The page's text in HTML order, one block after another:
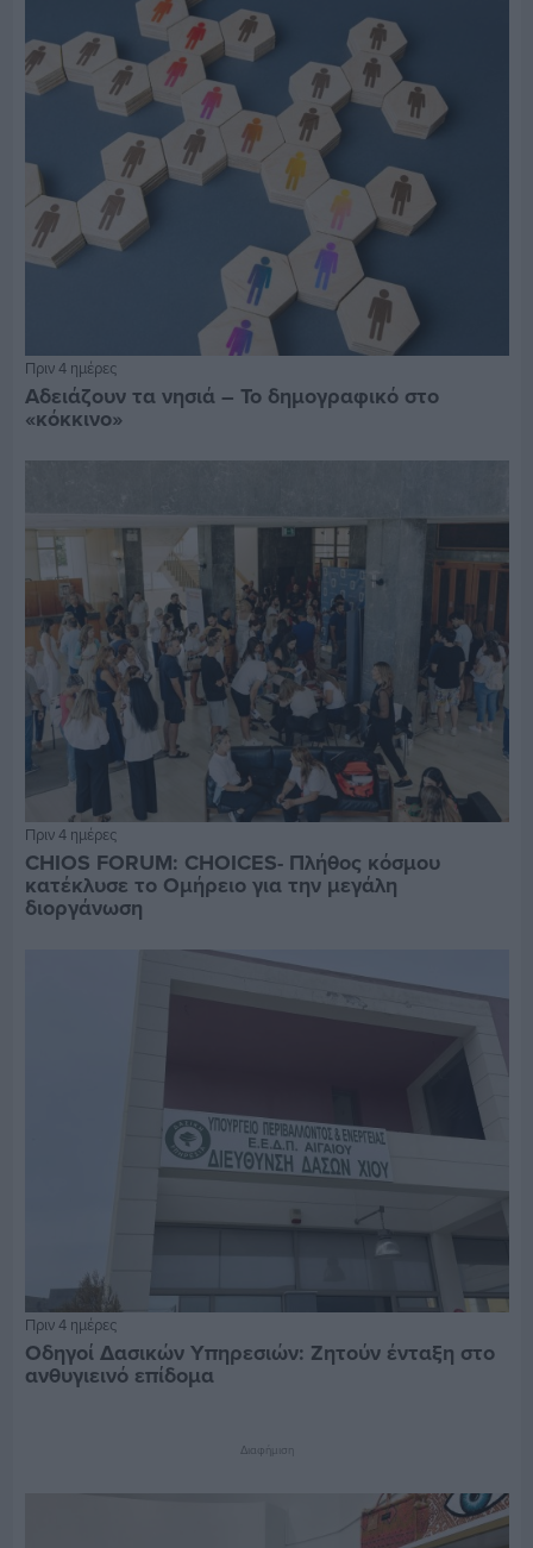
Πριν 4 ημέρες
Αδειάζουν τα νησιά – Το δημογραφικό στο
«κόκκινο»
Πριν 4 ημέρες
CHIOS FORUM: CHOICES- Πλήθος κόσμου
κατέκλυσε το Ομήρειο για την μεγάλη
διοργάνωση
Πριν 4 ημέρες
Οδηγοί Δασικών Υπηρεσιών: Ζητούν ένταξη στο
ανθυγιεινό επίδομα
Διαφήμιση